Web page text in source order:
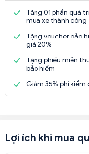
Tặng 01 phần quà
mua xe thành công
Tặng voucher bảo
giá 20%
Tặng phiếu miễn
bảo hiểm
Giảm 35% phí kiểm
Lợi ích khi mua